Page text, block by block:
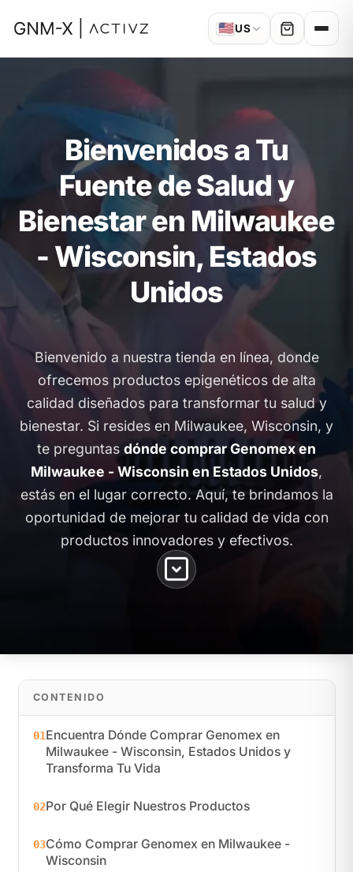
🇺🇸US
Bienvenidos a Tu
Fuente de Salud y
Bienestar en Milwaukee
- Wisconsin, Estados
Unidos
Bienvenido a nuestra tienda en línea, donde
ofrecemos productos epigenéticos de alta
calidad diseñados para transformar tu salud y
bienestar. Si resides en Milwaukee, Wisconsin, y
te preguntas dónde comprar Genomex en
Milwaukee - Wisconsin en Estados Unidos,
estás en el lugar correcto. Aquí, te brindamos la
oportunidad de mejorar tu calidad de vida con
productos innovadores y efectivos.
CONTENIDO
01Encuentra Dónde Comprar Genomex en
Milwaukee - Wisconsin, Estados Unidos y
Transforma Tu Vida
02Por Qué Elegir Nuestros Productos
03Cómo Comprar Genomex en Milwaukee -
Wisconsin